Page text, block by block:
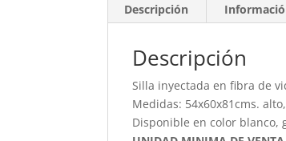
Descripción
Descripción
Silla inyectada en fibra de
Medidas: 54x60x81cms.
Disponible en color blanco,